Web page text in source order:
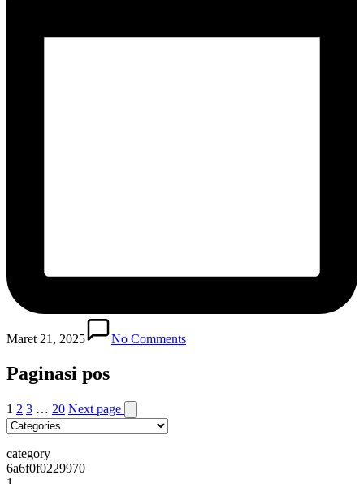
Maret 21, 2025 No Comments
Paginasi pos
1 2 3 … 20 Next page
category
6a6f0f0229970